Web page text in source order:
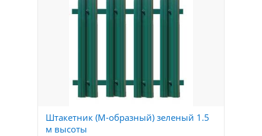
Штакетник (М-образный) зеленый 1.5
м высоты